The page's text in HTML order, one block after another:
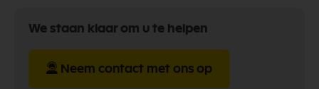
We staan klaar om u te helpen
Neem contact met ons op